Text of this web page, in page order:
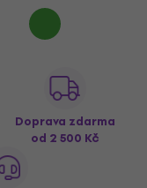
Doprava zdarma
od 2 500 Kč